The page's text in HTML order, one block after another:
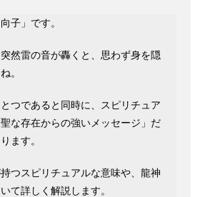
子」です。
然雷の音が轟くと、思わず身を隠
。
つであると同時に、スピリチュア
な存在からの強いメッセージ」だ
ます。
つスピリチュアルな意味や、龍神
て詳しく解説します。